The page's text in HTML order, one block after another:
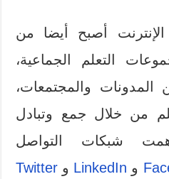
أصبح أيضا من
التعلم الجماعية،
والمجتمعات،
من خلال جمع وتبادل
شبكات التواصل
و LinkedIn و Twitter